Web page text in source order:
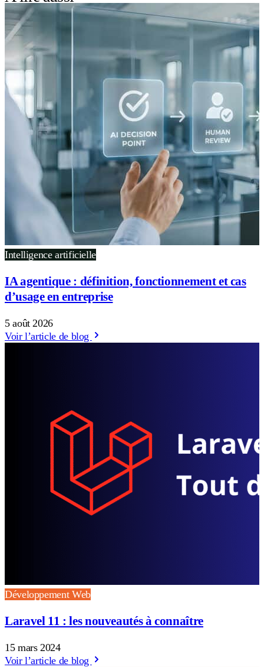
Intelligence artificielle
IA agentique : définition, fonctionnement et cas
d’usage en entreprise
5 août 2026
Voir l’article de blog
Développement Web
Laravel 11 : les nouveautés à connaître
15 mars 2024
Voir l’article de blog